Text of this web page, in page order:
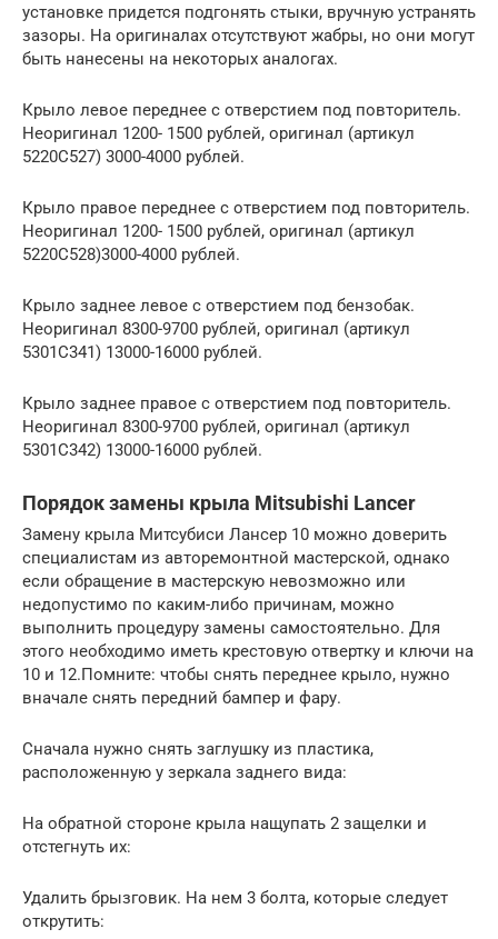
установке придется подгонять стыки, вручную устранять
зазоры. На оригиналах отсутствуют жабры, но они могут
быть нанесены на некоторых аналогах.
Крыло левое переднее с отверстием под повторитель.
Неоригинал 1200- 1500 рублей, оригинал (артикул
5220С527) 3000-4000 рублей.
Крыло правое переднее с отверстием под повторитель.
Неоригинал 1200- 1500 рублей, оригинал (артикул
5220С528)3000-4000 рублей.
Крыло заднее левое с отверстием под бензобак.
Неоригинал 8300-9700 рублей, оригинал (артикул
5301С341) 13000-16000 рублей.
Крыло заднее правое с отверстием под повторитель.
Неоригинал 8300-9700 рублей, оригинал (артикул
5301С342) 13000-16000 рублей.
Порядок замены крыла Mitsubishi Lancer
Замену крыла Митсубиси Лансер 10 можно доверить
специалистам из авторемонтной мастерской, однако
если обращение в мастерскую невозможно или
недопустимо по каким-либо причинам, можно
выполнить процедуру замены самостоятельно. Для
этого необходимо иметь крестовую отвертку и ключи на
10 и 12.Помните: чтобы снять переднее крыло, нужно
вначале снять передний бампер и фару.
Сначала нужно снять заглушку из пластика,
расположенную у зеркала заднего вида:
На обратной стороне крыла нащупать 2 защелки и
отстегнуть их:
Удалить брызговик. На нем 3 болта, которые следует
открутить: